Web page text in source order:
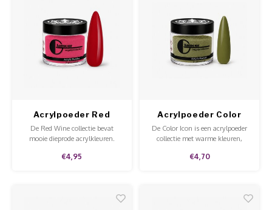
Acrylpoeder Red
Wine Malbee
De Red Wine collectie bevat
mooie dieprode acrylkleuren.
hoge kwaliteit en een must voor
€4,95
Acrylpoeder Color
Icon Chartreuse
De Color Icon is een acrylpoeder
collectie met warme kleuren,
€4,70